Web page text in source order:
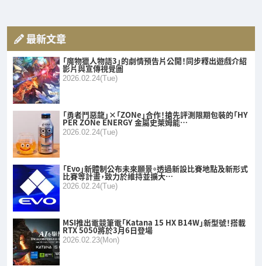
最新文章
「魔物獵人物語3」的劇情預告片公開！同步釋出遊戲介紹
影片與宣傳視覺圖
2026.02.24(Tue)
「勇者鬥惡龍」×「ZONe」合作！搶先評測限期包裝的「HY
PER ZONe ENERGY 金屬史萊姆能…
2026.02.24(Tue)
「Evo」新體制公布未來願景。透過新設比賽地點及新形式
比賽等計畫，致力於維持並擴大…
2026.02.24(Tue)
MSI推出電競筆電「Katana 15 HX B14W」新型號！搭載
RTX 5050將於3月6日登場
2026.02.23(Mon)